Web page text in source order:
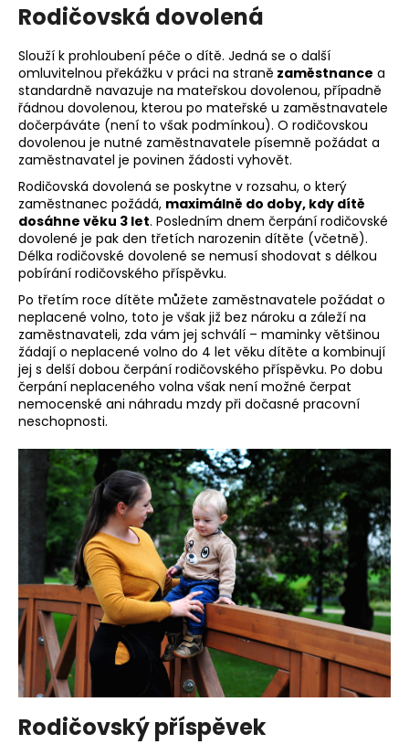
Rodičovská dovolená
Slouží k prohloubení péče o dítě. Jedná se o další
omluvitelnou překážku v práci na straně zaměstnance a
standardně navazuje na mateřskou dovolenou, případně
řádnou dovolenou, kterou po mateřské u zaměstnavatele
dočerpáváte (není to však podmínkou). O rodičovskou
dovolenou je nutné zaměstnavatele písemně požádat a
zaměstnavatel je povinen žádosti vyhovět.
Rodičovská dovolená se poskytne v rozsahu, o který
zaměstnanec požádá, maximálně do doby, kdy dítě
dosáhne věku 3 let. Posledním dnem čerpání rodičovské
dovolené je pak den třetích narozenin dítěte (včetně).
Délka rodičovské dovolené se nemusí shodovat s délkou
pobírání rodičovského příspěvku.
Po třetím roce dítěte můžete zaměstnavatele požádat o
neplacené volno, toto je však již bez nároku a záleží na
zaměstnavateli, zda vám jej schválí – maminky většinou
žádají o neplacené volno do 4 let věku dítěte a kombinují
jej s delší dobou čerpání rodičovského příspěvku. Po dobu
čerpání neplaceného volna však není možné čerpat
nemocenské ani náhradu mzdy při dočasné pracovní
neschopnosti.
Rodičovský příspěvek